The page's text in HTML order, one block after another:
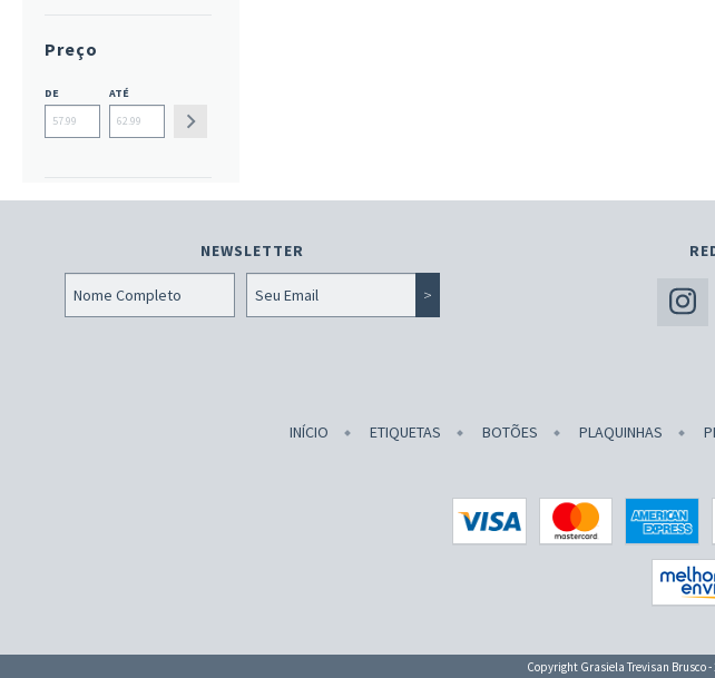
Preço
DE ATÉ
NEWSLETTER
INÍCIO ETIQUETAS BOTÕES PLAQUINHAS
Copyright Grasiela Trevisan Brusco -